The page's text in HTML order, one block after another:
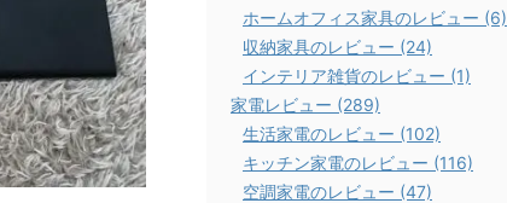
ホームオフィス家具のレビュー (6)
収納家具のレビュー (24)
インテリア雑貨のレビュー (1)
家電レビュー (289)
生活家電のレビュー (102)
キッチン家電のレビュー (116)
空調家電のレビュー (47)